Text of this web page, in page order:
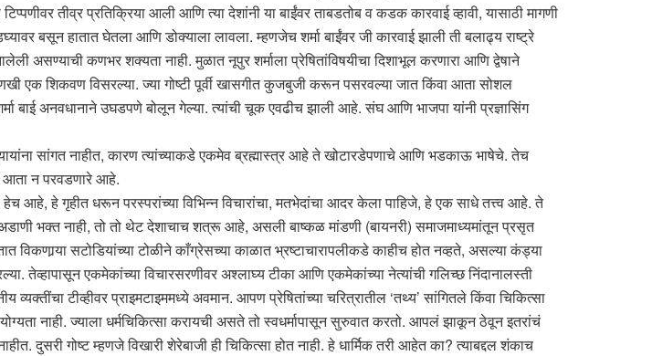
तीव्र प्रतिक्रिया आली आणि त्या देशांनी या बाईंवर ताबडतोब व कडक कारवाई व्हावी, यासाठी मागणी
बसून हातात घेतला आणि डोक्याला लावला. म्हणजेच शर्मा बाईंवर जी कारवाई झाली ती बलाढ्य राष्ट्रे
असण्याची कणभर शक्यता नाही. मुळात नूपुर शर्माला प्रेषितांविषयीचा दिशाभूल करणारा आणि द्वेषाने
शिकवण विसरल्या. ज्या गोष्टी पूर्वी खासगीत कुजबुजी करून पसरवल्या जात किंवा आता सोशल
बाई अनवधानाने उघडपणे बोलून गेल्या. त्यांची चूक एवढीच झाली आहे. संघ आणि भाजपा यांनी प्रज्ञासिंग
सांगत नाहीत, कारण त्यांच्याकडे एकमेव ब्रह्मास्त्र आहे ते खोटारडेपणाचे आणि भडकाऊ भाषेचे. तेच
आता न परवडणारे आहे.
हे गृहीत धरून परस्परांच्या विभिन्न विचारांचा, मतभेदांचा आदर केला पाहिजे, हे एक साधे तत्त्व आहे. ते
भक्त नाही, तो तो थेट देशाचाच शत्रू आहे, असली बाष्कळ मांडणी (बायनरी) समाजमाध्यमांतून प्रसृत
विकणार्‍या सटोडियांच्या टोळीने काँग्रेसच्या काळात भ्रष्टाचारापलीकडे काहीच होत नव्हते, असल्या कंड्या
तेव्हापासून एकमेकांच्या विचारसरणीवर अश्लाघ्य टीका आणि एकमेकांच्या नेत्यांची गलिच्छ निंदानालस्ती
टीव्हीवर प्राइमटाइममध्ये अवमान. आपण प्रेषितांच्या चरित्रातील ‘तथ्य’ सांगितले किंवा चिकित्सा
नाही. ज्याला धर्मचिकित्सा करायची असते तो स्वधर्मापासून सुरुवात करतो. आपलं झाकून ठेवून इतरांचं
दुसरी गोष्ट म्हणजे विखारी शेरेबाजी ही चिकित्सा होत नाही. हे धार्मिक तरी आहेत का? त्याबद्दल शंकाच